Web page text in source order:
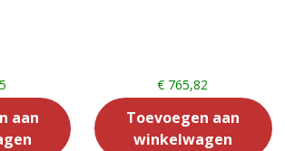
aan
€765,82
Toevoegen aan
winkelwagen